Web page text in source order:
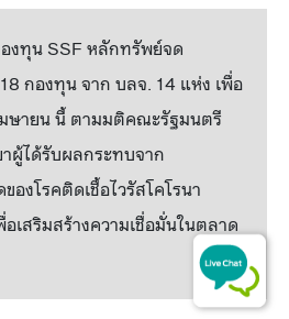
งทุน SSF หลักทรัพย์จด
กองทุน จาก บลจ. 14 แห่ง เพื่อ
มษายน นี้ ตามมติคณะรัฐมนตรี
ผู้ได้รับผลกระทบจาก
งโรคติดเชื้อไวรัสโคโรนา
เสริมสร้างความเชื่อมั่นในตลาด